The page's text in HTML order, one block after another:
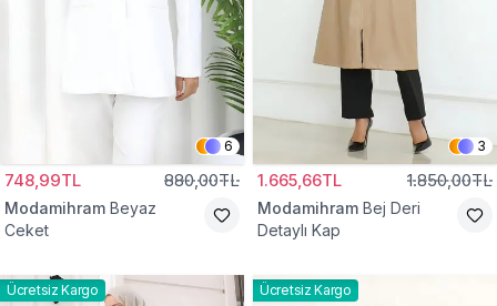
6
748,99TL 880,00TL
Modamihram Beyaz
Ceket
3
1.665,66TL 1.850,00TL
Modamihram Bej Deri
Detaylı Kap
Ücretsiz Kargo Ücretsiz Kargo